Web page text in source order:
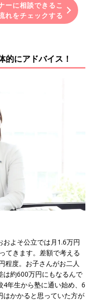
ーに相談できるこ
れをチェックする
的にアドバイス！
およそ公立では月1.6万円
てきます。差額で考える
程度。お子さんがお二人
は約600万円にもなるんで
年生から塾に通い始め、6
かかると思っていた方が